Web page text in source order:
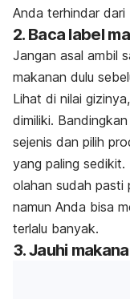
Anda terhindar
2. Baca label
Jangan asal ambil
makanan dulu
Lihat di nilai
dimiliki.
sejenis dan pilih
yang paling sedikit.
olahan sudah pasti
namun Anda bisa
terlalu banyak.
3. Jauhi